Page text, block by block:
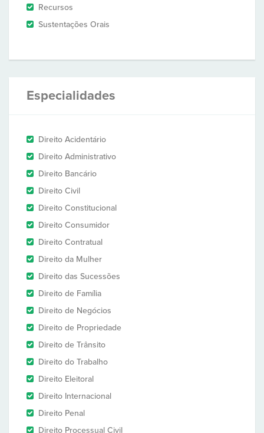
Recursos
Sustentações Orais
Especialidades
Direito Acidentário
Direito Administrativo
Direito Bancário
Direito Civil
Direito Constitucional
Direito Consumidor
Direito Contratual
Direito da Mulher
Direito das Sucessões
Direito de Família
Direito de Negócios
Direito de Propriedade
Direito de Trânsito
Direito do Trabalho
Direito Eleitoral
Direito Internacional
Direito Penal
Direito Processual Civil